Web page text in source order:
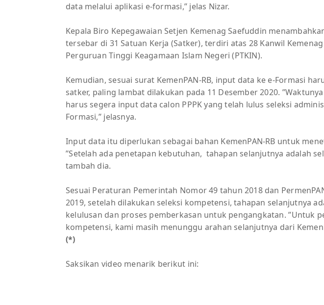
data melalui aplikasi e-formasi,’’ jelas Nizar.
Kepala Biro Kepegawaian Setjen Kemenag Saefuddin
tersebar di 31 Satuan Kerja (Satker), terdiri atas 28 Kanwil
Perguruan Tinggi Keagamaan Islam Negeri (PTKIN).
Kemudian, sesuai surat KemenPAN-RB, input data ke e-Formasi
satker, paling lambat dilakukan pada 11 Desember 2020.
harus segera input data calon PPPK yang telah lulus seleksi
Formasi,’’ jelasnya.
Input data itu diperlukan sebagai bahan KemenPAN-RB untuk
’’Setelah ada penetapan kebutuhan, tahapan selanjutnya adalah
tambah dia.
Sesuai Peraturan Pemerintah Nomor 49 tahun 2018 dan
2019, setelah dilakukan seleksi kompetensi, tahapan selanjutnya
kelulusan dan proses pemberkasan untuk pengangkatan. ’’Untuk
kompetensi, kami masih menunggu arahan selanjutnya dari
(*)
Saksikan video menarik berikut ini: